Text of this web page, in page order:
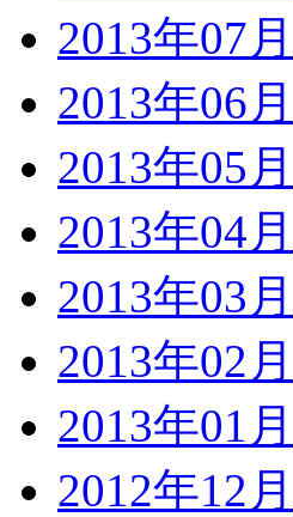
2013年07月
2013年06月
2013年05月
2013年04月
2013年03月
2013年02月
2013年01月
2012年12月